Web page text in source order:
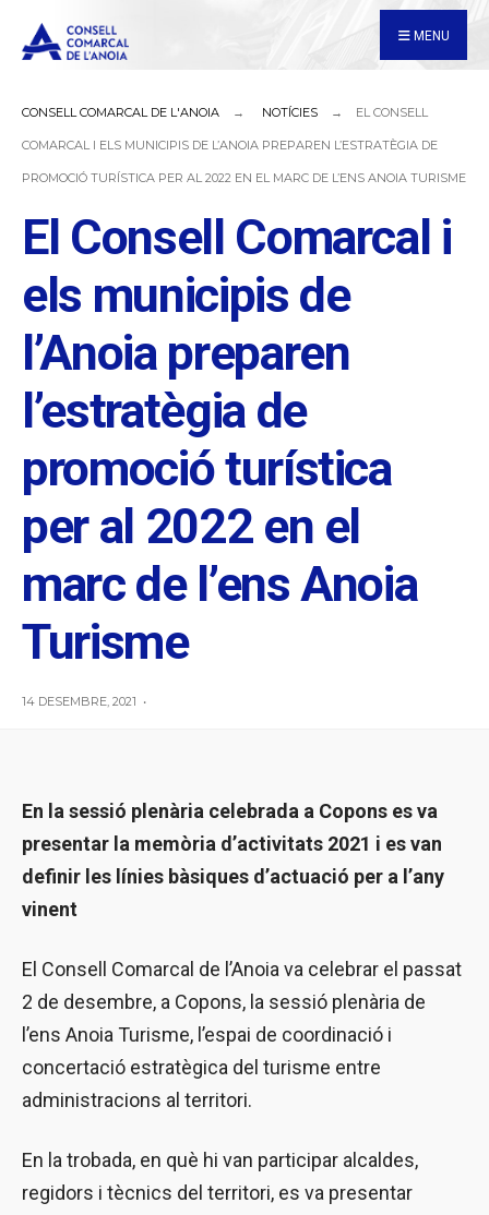
MENU
CONSELL COMARCAL DE L'ANOIA NOTÍCIES EL CONSELL
COMARCAL I ELS MUNICIPIS DE L’ANOIA PREPAREN L’ESTRATÈGIA DE
PROMOCIÓ TURÍSTICA PER AL 2022 EN EL MARC DE L’ENS ANOIA TURISME
El Consell Comarcal i
els municipis de
l’Anoia preparen
l’estratègia de
promoció turística
per al 2022 en el
marc de l’ens Anoia
Turisme
14 DESEMBRE, 2021 •
En la sessió plenària celebrada a Copons es va
presentar la memòria d’activitats 2021 i es van
definir les línies bàsiques d’actuació per a l’any
vinent
El Consell Comarcal de l’Anoia va celebrar el passat
2 de desembre, a Copons, la sessió plenària de
l’ens Anoia Turisme, l’espai de coordinació i
concertació estratègica del turisme entre
administracions al territori.
En la trobada, en què hi van participar alcaldes,
regidors i tècnics del territori, es va presentar